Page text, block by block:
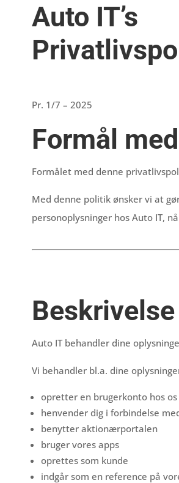
Auto IT’s
Pr. 1/7 – 2025
Formål
Formålet med denne
Med denne politik ønsker vi at
personoplysninger hos Auto IT,
Auto IT behandler dine
Vi behandler bl.a. dine
opretter en brugerkonto hos os
henvender dig i forbindelse
benytter aktionærportalen
bruger vores apps
oprettes som kunde
indgår som en reference på